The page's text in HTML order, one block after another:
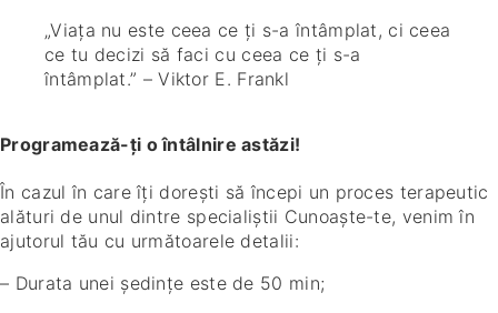
„Viața nu este ceea ce ți s-a întâmplat, ci ceea
ce tu decizi să faci cu ceea ce ți s-a
întâmplat.” – Viktor E. Frankl
Programează-ți o întâlnire astăzi!
În cazul în care îți dorești să începi un proces terapeutic
alături de unul dintre specialiștii Cunoaște-te, venim în
ajutorul tău cu următoarele detalii:
– Durata unei ședințe este de 50 min;